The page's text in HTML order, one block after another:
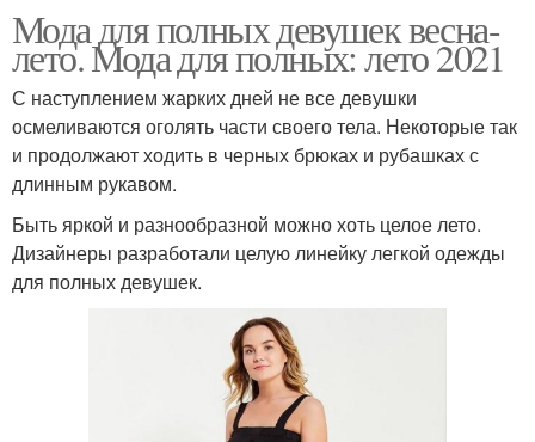
Мода для полных девушек весна-
лето. Мода для полных: лето 2021
С наступлением жарких дней не все девушки
осмеливаются оголять части своего тела. Некоторые так
и продолжают ходить в черных брюках и рубашках с
длинным рукавом.
Быть яркой и разнообразной можно хоть целое лето.
Дизайнеры разработали целую линейку легкой одежды
для полных девушек.